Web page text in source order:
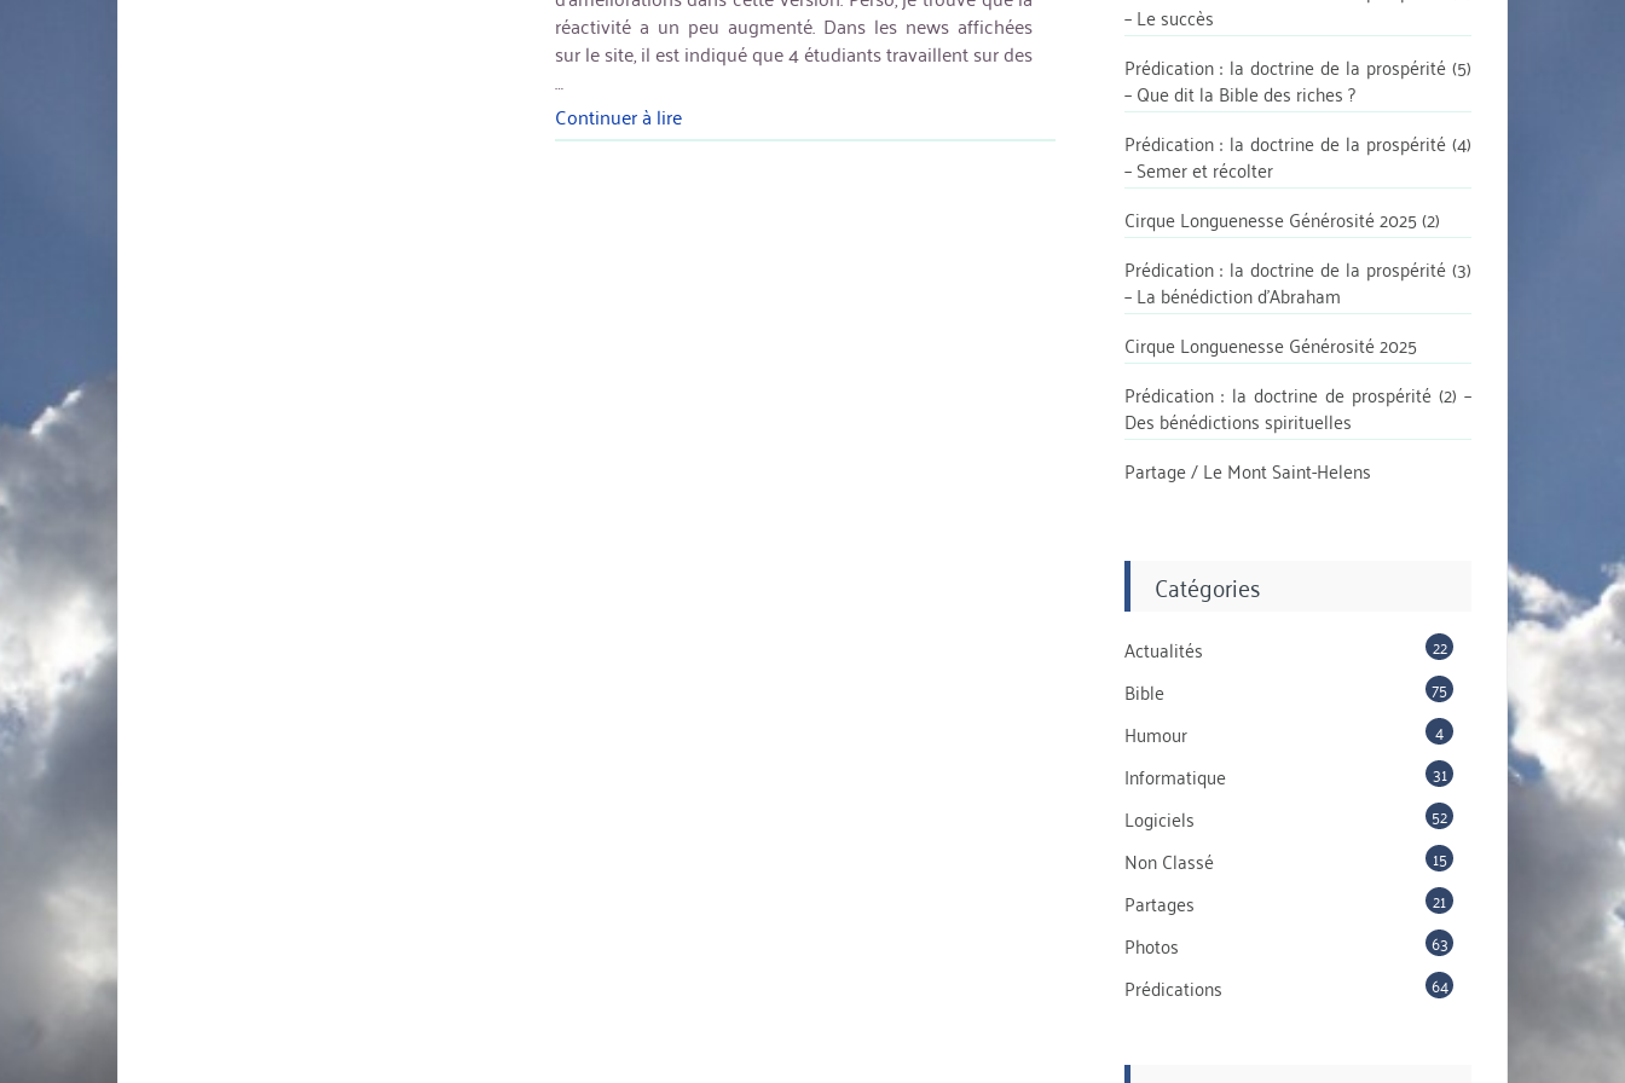
réactivité a un peu augmenté. Dans les news affichées
sur le site, il est indiqué que 4 étudiants travaillent sur des
…
Continuer à lire« Digikam
5.6
– Le succès
Prédication : la doctrine de la prospérité (5)
– Que dit la Bible des riches ?
Prédication : la doctrine de la prospérité (4)
– Semer et récolter
Cirque Longuenesse Générosité 2025 (2)
Prédication : la doctrine de la prospérité (3)
– La bénédiction d’Abraham
Cirque Longuenesse Générosité 2025
Prédication : la doctrine de prospérité (2) –
Des bénédictions spirituelles
Partage / Le Mont Saint-Helens
Catégories
Actualités 22
Bible 75
Humour 4
Informatique 31
Logiciels 52
Non Classé 15
Partages 21
Photos 63
Prédications 64